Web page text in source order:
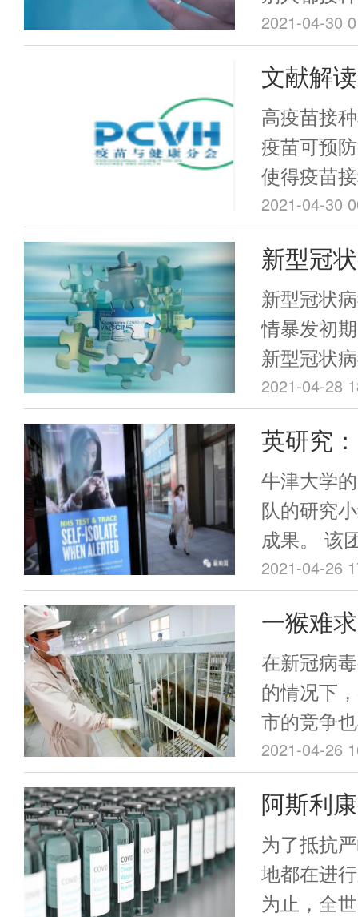
没必要接
2021-04-30
文献解
广东专
高疫苗接
疫苗可预
使得疫苗
疫力和群
病反弹与
使用而出
共卫生事
得严重。
会组织专
识，旨在
解疫苗犹
在保证预
下，科学
咨询服务
心理，提
接种率，
卫生安全
2021-04-30
新型冠
(Vero细
安全性
新型冠状
情暴发初
新型冠状
胞）（新
技术路线
部、卫健
持下快速
2021-04-28
英研究
率是接
NHS：
意事项
牛津大学
队的研究
成果。 该团队于4月15日发布的研
究成果显
人相比，
脑静脉血
要高出8-
2021-04-26
一猴难
战中最
在新冠病
的情况下
市的竞争
大多数人
的小猴子
资源之一。
2021-04-26
阿斯利
血栓，
为了抵抗
地都在进
为止，全